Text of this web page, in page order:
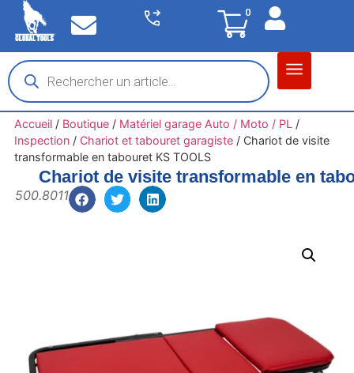
0
Accueil/ Boutique/ Matériel garage Auto / Moto / PL /
Inspection/ Chariot et tabouret garagiste/ Chariot de visite
transformable en tabouret KS TOOLS
Chariot de visite transformable en
500.8011